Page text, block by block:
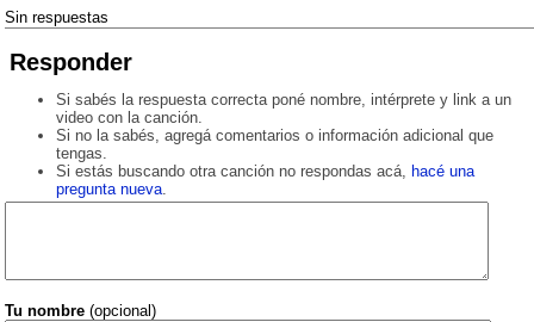
Sin respuestas
Responder
Si sabés la respuesta correcta poné nombre, intérprete y link a un
video con la canción.
Si no la sabés, agregá comentarios o información adicional que
tengas.
Si estás buscando otra canción no respondas acá, hacé una
pregunta nueva.
Tu nombre (opcional)